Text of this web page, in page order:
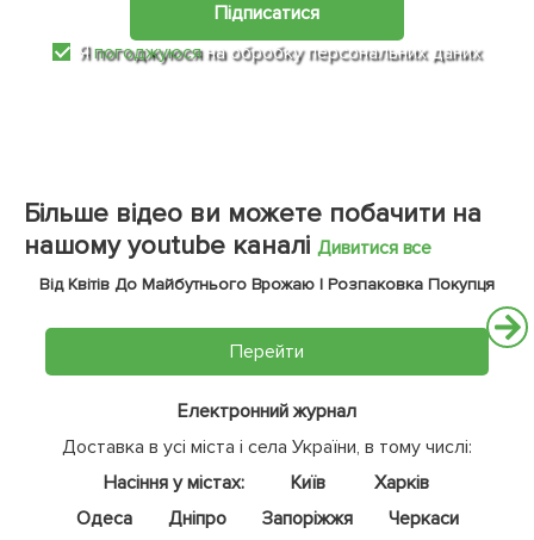
Підписатися
Япогоджуюся на обробку персональних даних
Більше відео ви можете побачити на
нашому youtube каналі Дивитися все
Від Квітів До Майбутнього Врожаю | Розпаковка Покупця
Перейти
Електронний журнал
Доставка в усі міста і села України, в тому числі:
Насіння у містах:
Київ
Харків
Одеса
Дніпро Запоріжжя
Черкаси